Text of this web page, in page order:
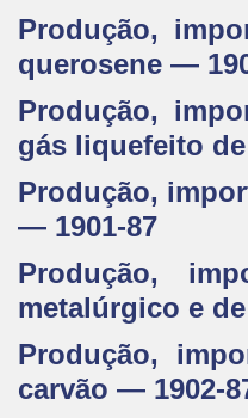
Produção,
querosene —
Produção,
gás liquefeito
Produção,
— 1901-87
Produção,
metalúrgico e
Produção,
carvão — 1902-